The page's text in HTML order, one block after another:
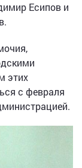
Есипов и
этих
с февраля